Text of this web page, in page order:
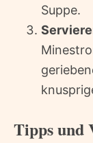
Suppe.
Tipps und